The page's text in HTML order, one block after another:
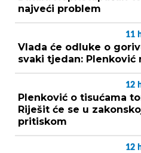
najveći problem
11
Vlada će odluke o
svaki tjedan: Plenković
12
Plenković o tisućama
Riješit će se u
pritiskom
12